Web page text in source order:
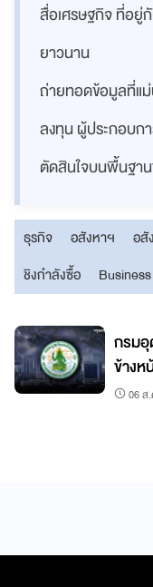
สื่อเศรษฐกิจ ที่อยู่
ยาวนาน
ถ่ายทอดข้อมูลที่แ
ลงทุน ผู้ประกอบก
ตัดสินใจบนพื้นฐาน
ธุรกิจ อสังหาฯ อสั
ชิงกำลังซื้อ
Business
กรม
06 ส